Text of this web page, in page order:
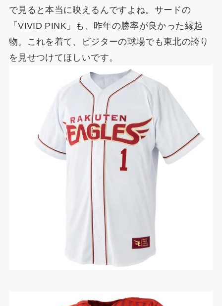
で見ると本当に映えるんですよね。サードの
「VIVID PINK」も、昨年の勝率が良かった縁起
物。これを着て、ビジターの球場でも東北の誇り
を見せつけてほしいです。